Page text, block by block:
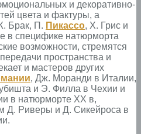
и декоративно-
цвета и фактуры, а
Брак, П. Пикассо, X. Грис и
в специфике натюрморта
возможности, стремятся
пространства и
и мастеров других
, Дж. Моранди в Италии,
и Э. Филла в Чехии и
в натюрморте XX в,
Д. Риверы и Д. Сикейроса в